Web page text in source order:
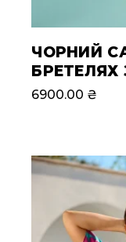
ЧОРНИЙ
6900.00 ₴